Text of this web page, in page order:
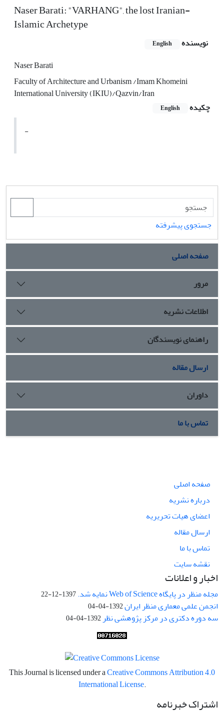
Naser Barati: "VARHANG", the lost Iranian-
Islamic Archetype
نویسنده English
Naser Barati
Faculty of Architecture and Urbanism /Imam Khomeini
International University (IKIU)/Qazvin/Iran
چکیده
English
-
جستجوی پیشرفته
صفحه اصلی
مرور
اطلاعات نشریه
راهنمای نویسندگان
ارسال مقاله
داوران
تماس با ما
صفحه اصلی
درباره نشریه
اعضای هیات تحریریه
ارسال مقاله
تماس با ما
نقشه سایت
اخبار و اعلانات
مجله منظر در پایگاه Web of Science نمایه شد. 1397-12-22
انجمن علمی معماری منظر ایران1392-04-04
سه دوره دکتری در مرکز پژوهشی نظر 1392-04-04
This Journal is licensed under aCreative Commons Attribution 4.0
International License.
اشتراک خبرنامه